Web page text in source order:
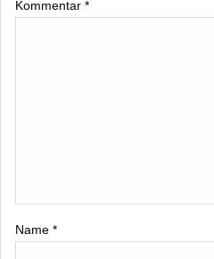
Kommentar *
Name *